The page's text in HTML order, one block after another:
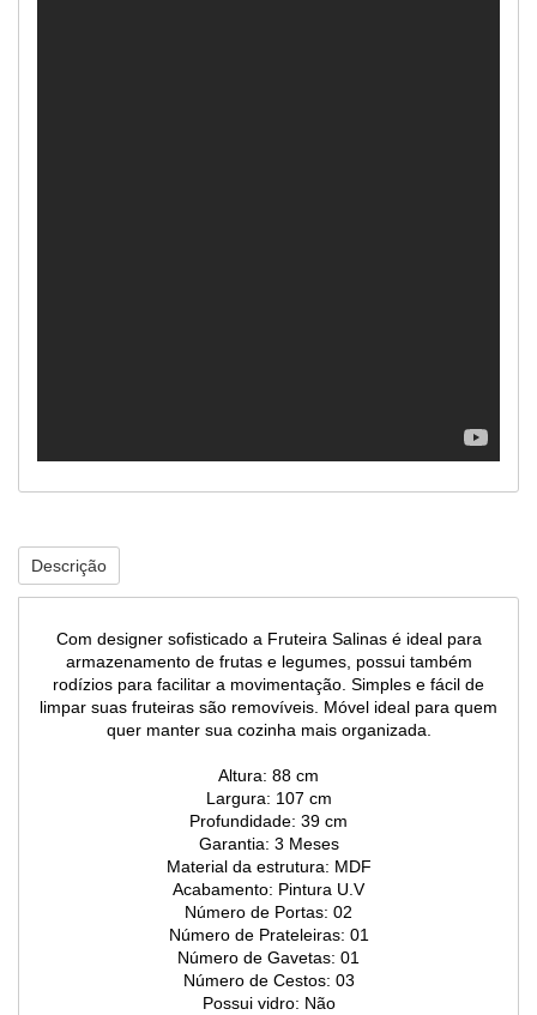
Descrição
Com designer sofisticado a Fruteira Salinas é ideal para
armazenamento de frutas e legumes, possui também
rodízios para facilitar a movimentação. Simples e fácil de
limpar suas fruteiras são removíveis. Móvel ideal para quem
quer manter sua cozinha mais organizada.
Altura: 88 cm
Largura: 107 cm
Profundidade: 39 cm
Garantia: 3 Meses
Material da estrutura: MDF
Acabamento: Pintura U.V
Número de Portas: 02
Número de Prateleiras: 01
Número de Gavetas: 01
Número de Cestos: 03
Possui vidro: Não